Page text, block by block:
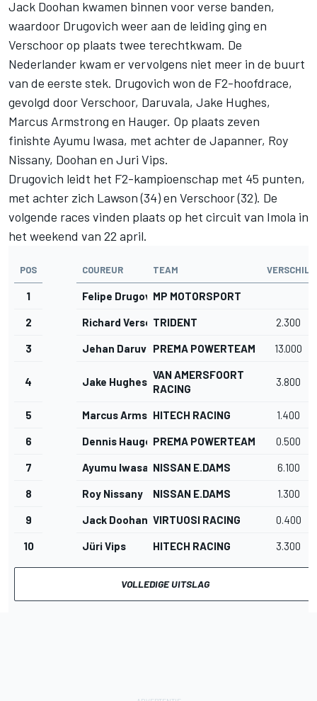
Jack Doohan kwamen binnen voor verse banden,
waardoor Drugovich weer aan de leiding ging en
Verschoor op plaats twee terechtkwam. De
Nederlander kwam er vervolgens niet meer in de buurt
van de eerste stek. Drugovich won de F2-hoofdrace,
gevolgd door Verschoor, Daruvala, Jake Hughes,
Marcus Armstrong en Hauger. Op plaats zeven
finishte Ayumu Iwasa, met achter de Japanner, Roy
Nissany, Doohan en Juri Vips.
Drugovich leidt het F2-kampioenschap met 45 punten,
met achter zich Lawson (34) en Verschoor (32). De
volgende races vinden plaats op het circuit van Imola in
het weekend van 22 april.
POS COUREUR TEAM VERSCHIL
1 Felipe DrugovichMP MOTORSPORT
2 Richard VerschoorTRIDENT 2.300
3 Jehan DaruvalaPREMA POWERTEAM 13.000
4 Jake Hughes
VAN AMERSFOORT
RACING
3.800
5 Marcus ArmstrongHITECH RACING 1.400
6 Dennis HaugerPREMA POWERTEAM 0.500
7 Ayumu Iwasa NISSAN E.DAMS 6.100
8 Roy Nissany NISSAN E.DAMS 1.300
9 Jack Doohan VIRTUOSI RACING 0.400
10 Jüri Vips HITECH RACING 3.300
VOLLEDIGE UITSLAG